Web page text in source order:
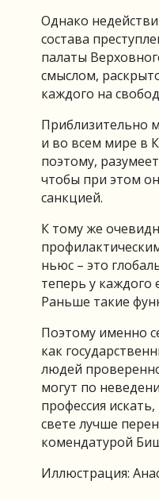
Однако
состава
палаты
смыслом,
каждого на
Приблизительно
и во всем мире в
поэтому,
чтобы при этом
санкцией.
К тому же
ньюс – это
теперь у
Раньше такие
Поэтому именно
как
людей
могут по
профессия
свете лучше
комендатурой
Иллюстрация: